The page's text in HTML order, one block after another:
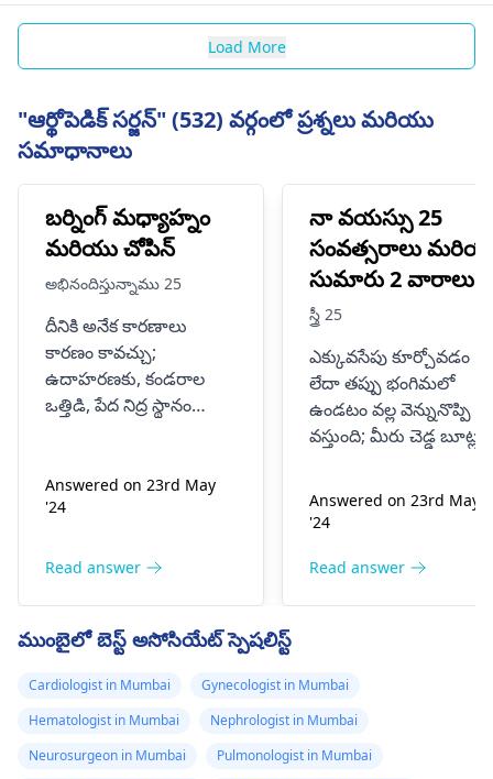
Load More
"ఆర్థోపెడిక్ సర్జన్" (532) వర్గంలో ప్రశ్నలు మరియు
సమాధానాలు
బర్నింగ్ మధ్యాహ్నం
మరియు చోపిన్
అభినందిస్తున్నాము 25
దీనికి అనేక కారణాలు
కారణం కావచ్చు;
ఉదాహరణకు, కండరాల
ఒత్తిడి, పేద నిద్ర స్థానం
కూర్చోవడం, నిలబడటం
లేదా బరువైన వస్తువులను
మీరు ఈ పరిస్థితికి
సహాయపడటానికి, మీరు
చేయవచ్చు, మీ భంగిమను
మెరుగుపరచవచ్చు మరియు
హీటింగ్ ప్యాడ్‌ని
Answered on 23rd May
'24
Read answer
నా వయస్సు 25
సంవత్సరాలు
సుమారు 2 వారాలుగా
వెన్ను మరియు
చీలమండ నొప్పితో
బాధపడుతున్నాను.
నా కుడి రొమ్ములో
రోజులు నొప్పి కూడా
స్త్రీ 25
ఎక్కువసేపు కూర్చోవడం
లేదా తప్పు భంగిమలో
ఉండటం వల్ల వెన్నునొప్పి
వస్తుంది; మీరు చెడ్డ బూట్లు
బాధిస్తుంది. కొన్నిసార్లు కుడి
రొమ్ము కండరాలు బిగుతుగా
బాధిస్తుంది. మీ సమయాన్ని
ఉపయోగించండి. కానీ
ఎవరైనా దీన్ని తనిఖీ
చేయండి.
Answered on 23rd May
'24
Read answer
ముంబైలో బెస్ట్ అసోసియేట్ స్పెషలిస్ట్
Cardiologist in Mumbai
Gynecologist in Mumbai
Hematologist in Mumbai
Nephrologist in Mumbai
Neurosurgeon in Mumbai
Pulmonologist in Mumbai